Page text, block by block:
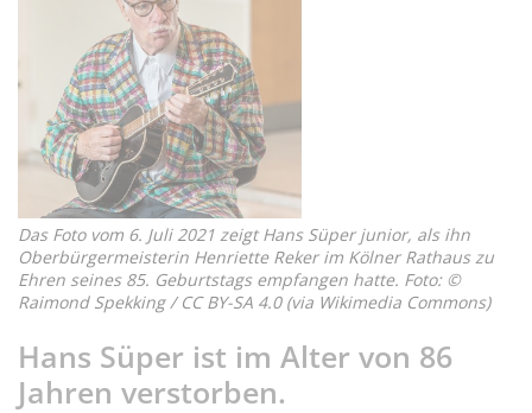
Das Foto vom 6. Juli 2021 zeigt Hans Süper junior, als ihn
Oberbürgermeisterin Henriette Reker im Kölner Rathaus zu
Ehren seines 85. Geburtstags empfangen hatte. Foto: ©
Raimond Spekking / CC BY-SA 4.0 (via Wikimedia Commons)
Hans Süper ist im Alter von 86
Jahren verstorben.